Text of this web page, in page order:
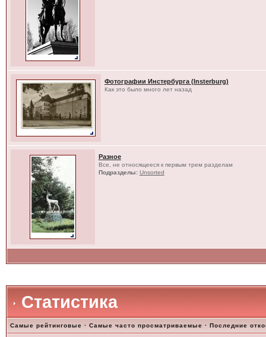
Фотографии Инстербурга (Insterburg)
Как это было много лет назад
Разное
Все, не относящееся к первым трем разделам
Подразделы: Unsorted
Статистика
Самые рейтинговые · Самые часто просматриваемые · Последние